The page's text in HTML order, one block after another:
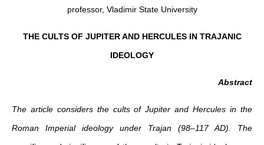
professor, Vladimir State University
THE CULTS OF JUPITER AND HERCULES IN TRAJANIC
IDEOLOGY
Abstract
The article considers the cults of Jupiter and Hercules in the
Roman Imperial ideology under Trajan (98–117 AD). The